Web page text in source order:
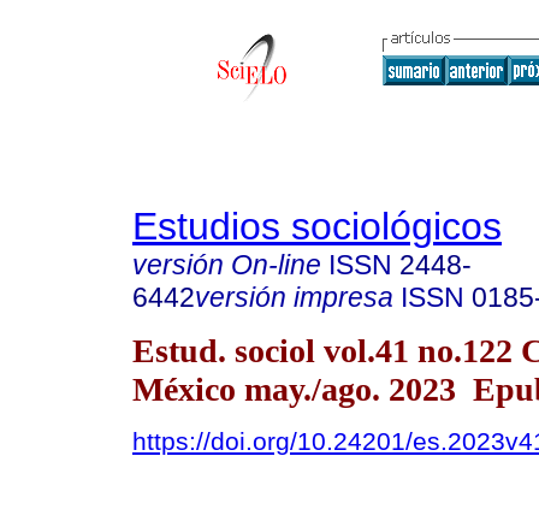
Estudios sociológicos
versión On-line ISSN 2448-
6442versión impresa ISSN
Estud. sociol vol.41 no.122
México may./ago. 2023
https://doi.org/10.24201/